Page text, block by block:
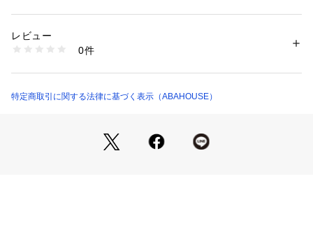
を叶えます。
シャーリングゴムで肩が落ちづらい仕様に。
少し甘めなデザインですが、リネン×コットンのナチュラルな
ットアップスタイルですが、デニムやフレアパンツでカジュア
ルに着こなすのも◎
素材：レーヨン61% 麻21% コットン18%
洗濯：手洗い可
※詳しい洗濯方法については、商品の品質表示タグをご覧ください
31440310009 （ショップ）
レビュー
0件
特定商取引に関する法律に基づく表示（ABAHOUSE）